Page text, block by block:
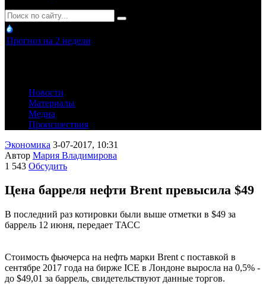
Прогноз на 2 недели
Новости
Материалы
Медиа
Происшествия
Экономика 3-07-2017, 10:31
Автор Мария Владимирова
1 543 Обсудить
Цена барреля нефти Brent превысила $49
В последний раз котировки были выше отметки в $49 за
баррель 12 июня, передает ТАСС
Стоимость фьючерса на нефть марки Brent с поставкой в
сентябре 2017 года на бирже ICE в Лондоне выросла на 0,5% -
до $49,01 за баррель, свидетельствуют данные торгов.